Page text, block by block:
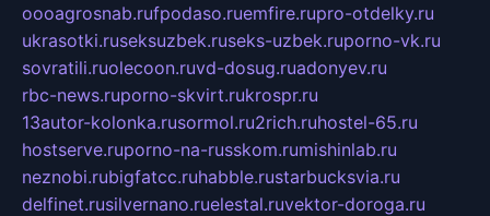
oooagrosnab.rufpodaso.ruemfire.rupro-otdelky.ru
ukrasotki.ruseksuzbek.ruseks-uzbek.ruporno-vk.ru
sovratili.ruolecoon.ruvd-dosug.ruadonyev.ru
rbc-news.ruporno-skvirt.rukrospr.ru
13autor-kolonka.rusormol.ru2rich.ruhostel-65.ru
hostserve.ruporno-na-russkom.rumishinlab.ru
neznobi.rubigfatcc.ruhabble.rustarbucksvia.ru
delfinet.rusilvernano.ruelestal.ruvektor-doroga.ru